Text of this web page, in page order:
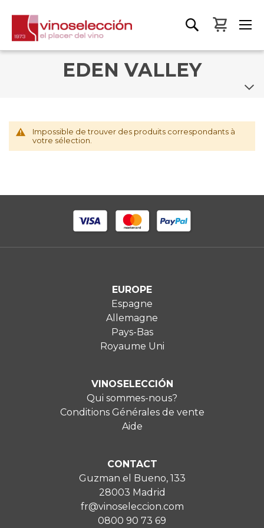
Mon
EDEN VALLEY
Impossible de trouver des produits correspondants à
votre sélection.
EUROPE
Espagne
Allemagne
Pays-Bas
Royaume Uni
VINOSELECCIÓN
Qui sommes-nous?
Conditions Générales de vente
Aide
CONTACT
Guzman el Bueno, 133
28003 Madrid
fr@vinoseleccion.com
0800 90 73 69